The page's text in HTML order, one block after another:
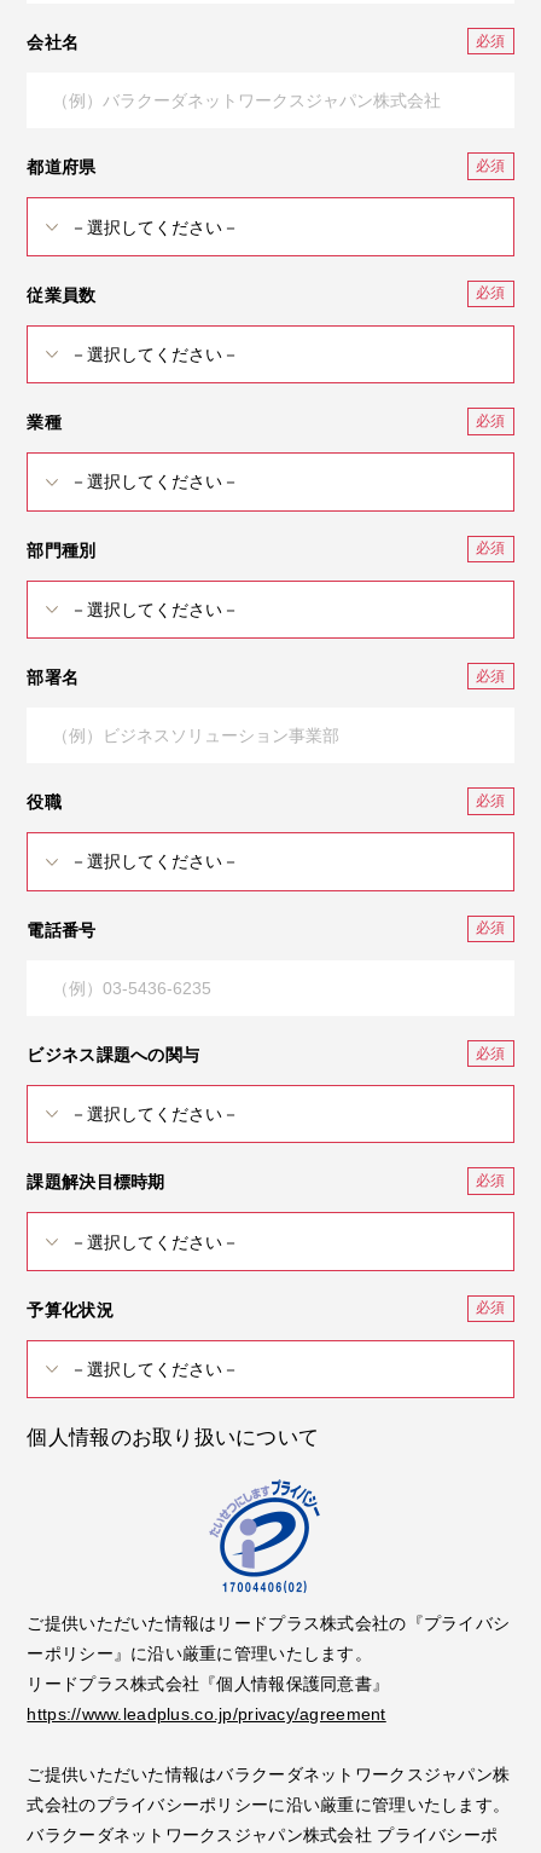
会社名
都道府県
従業員数
業種
部門種別
部署名
役職
電話番号
ビジネス課題への関与
課題解決目標時期
予算化状況
個人情報のお取り扱いについて
ご提供いただいた情報はリードプラス株式会社の『プライバシ
ーポリシー』に沿い厳重に管理いたします。
リードプラス株式会社『個人情報保護同意書』
https://www.leadplus.co.jp/privacy/agreement
ご提供いただいた情報はバラクーダネットワークスジャパン株
式会社のプライバシーポリシーに沿い厳重に管理いたします。
バラクーダネットワークスジャパン株式会社 プライバシーポ